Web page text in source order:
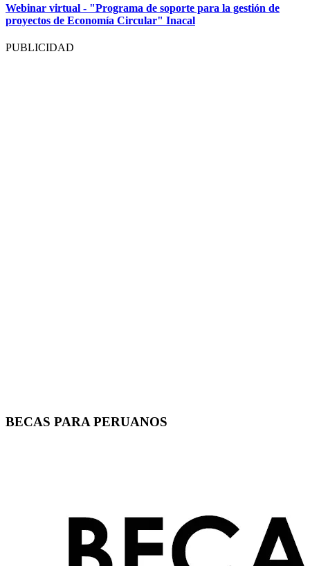
Webinar virtual - "Programa de soporte para la gestión de
proyectos de Economía Circular" Inacal
PUBLICIDAD
BECAS PARA PERUANOS